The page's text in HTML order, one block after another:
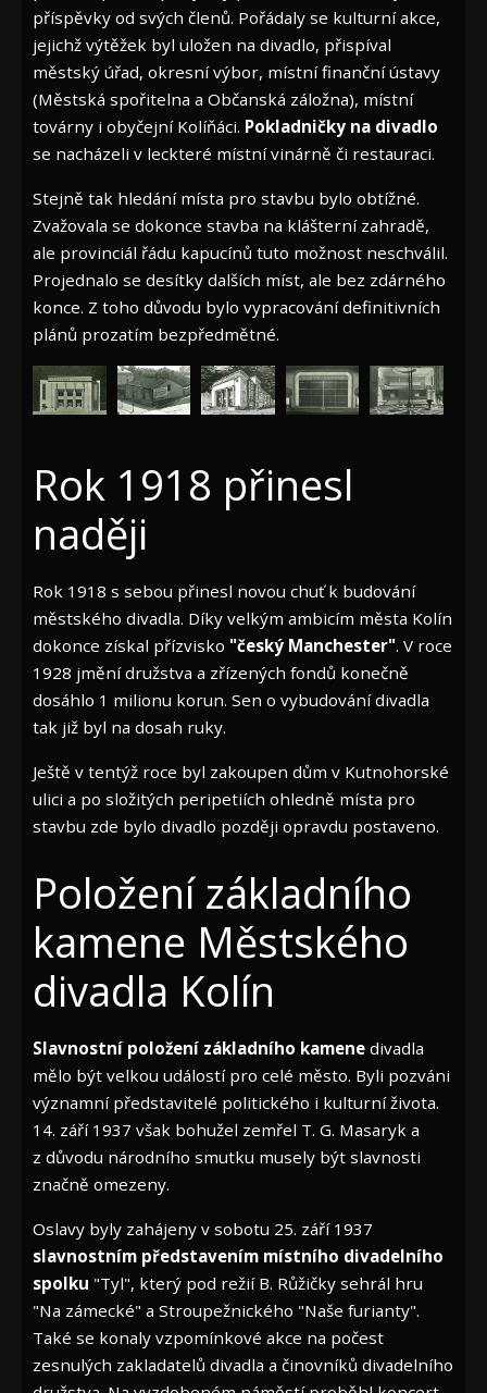
příspěvky od svých členů. Pořádaly se kulturní akce,
jejichž výtěžek byl uložen na divadlo, přispíval
městský úřad, okresní výbor, místní finanční ústavy
(Městská spořitelna a Občanská záložna), místní
továrny i obyčejní Kolíňáci. Pokladničky na divadlo
se nacházeli v leckteré místní vinárně či restauraci.
Stejně tak hledání místa pro stavbu bylo obtížné.
Zvažovala se dokonce stavba na klášterní zahradě,
ale provinciál řádu kapucínů tuto možnost neschválil.
Projednalo se desítky dalších míst, ale bez zdárného
konce. Z toho důvodu bylo vypracování definitivních
plánů prozatím bezpředmětné.
Rok 1918 přinesl
naději
Rok 1918 s sebou přinesl novou chuť k budování
městského divadla. Díky velkým ambicím města Kolín
dokonce získal přízvisko "český Manchester". V roce
1928 jmění družstva a zřízených fondů konečně
dosáhlo 1 milionu korun. Sen o vybudování divadla
tak již byl na dosah ruky.
Ještě v tentýž roce byl zakoupen dům v Kutnohorské
ulici a po složitých peripetiích ohledně místa pro
stavbu zde bylo divadlo později opravdu postaveno.
Položení základního
kamene Městského
divadla Kolín
Slavnostní položení základního kamene divadla
mělo být velkou událostí pro celé město. Byli pozváni
významní představitelé politického i kulturní života.
14. září 1937 však bohužel zemřel T. G. Masaryk a
z důvodu národního smutku musely být slavnosti
značně omezeny.
Oslavy byly zahájeny v sobotu 25. září 1937
slavnostním představením místního divadelního
spolku "Tyl", který pod režií B. Růžičky sehrál hru
"Na zámecké" a Stroupežnického "Naše furianty".
Také se konaly vzpomínkové akce na počest
zesnulých zakladatelů divadla a činovníků divadelního